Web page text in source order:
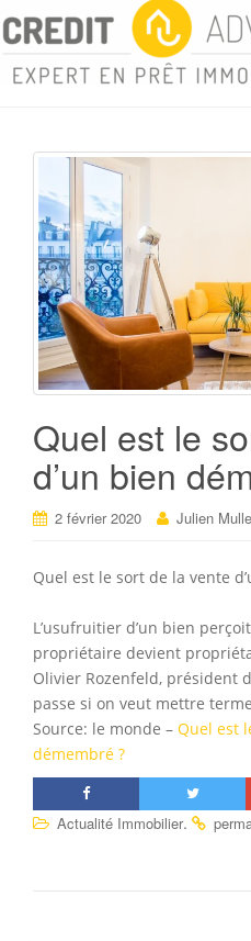
Quel est le
d’un bien
2 février 2020 Julien
Quel est le sort de la vente
L’usufruitier d’un bien
propriétaire devient
Olivier Rozenfeld, président
passe si on veut mettre
Source: le monde – Quel est
démembré ?
Actualité Immobilier.